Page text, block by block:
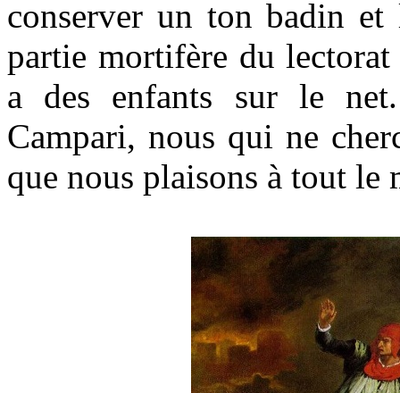
conserver un ton badin
partie mortifère du
a des enfants sur le
Campari, nous qui ne
que nous plaisons à tout le